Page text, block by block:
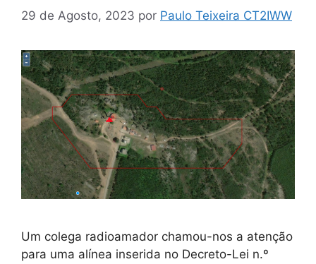
29 de Agosto, 2023 por Paulo Teixeira CT2IWW
Um colega radioamador chamou-nos a atenção
para uma alínea inserida no Decreto-Lei n.º